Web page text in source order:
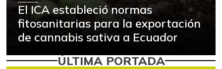
El ICA estableció normas
fitosanitarias para la exportación
de cannabis sativa a Ecuador
ÚLTIMA PORTADA